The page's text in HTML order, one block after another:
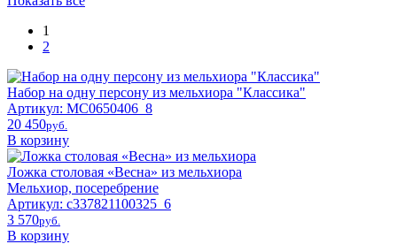
1
2
Набор на одну персону из мельхиора "Классика"
Артикул: МС0650406_8
20 450pyб.
В корзину
Ложка столовая «Весна» из мельхиора
Мельхиор, посеребрение
Артикул: c337821100325_6
3 570pyб.
В корзину